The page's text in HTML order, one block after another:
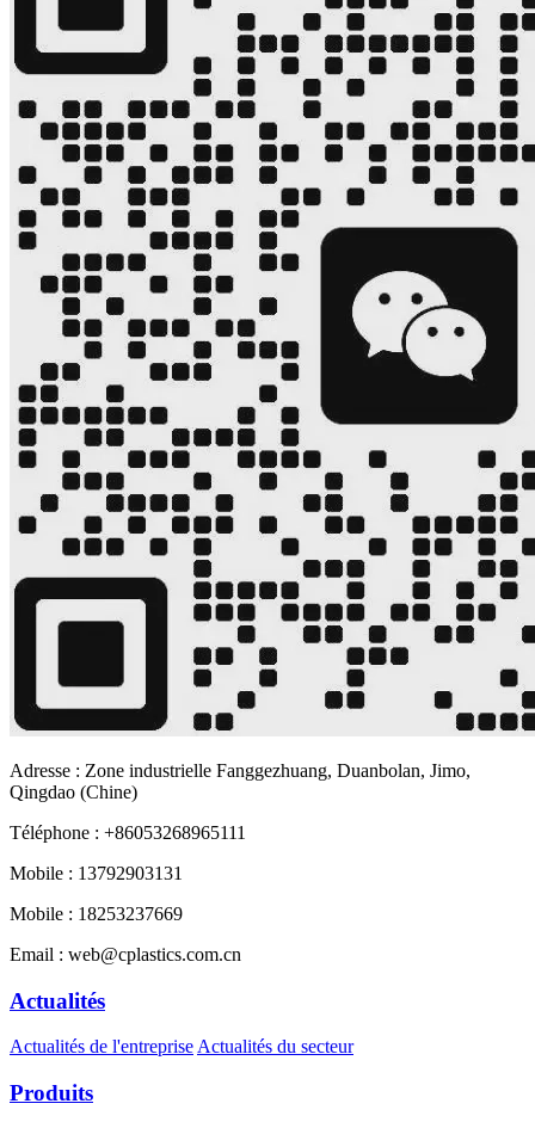
Adresse : Zone industrielle Fanggezhuang, Duanbolan, Jimo,
Qingdao (Chine)
Téléphone : +86053268965111
Mobile : 13792903131
Mobile : 18253237669
Email : web@cplastics.com.cn
Actualités
Actualités de l'entrepriseActualités du secteur
Produits